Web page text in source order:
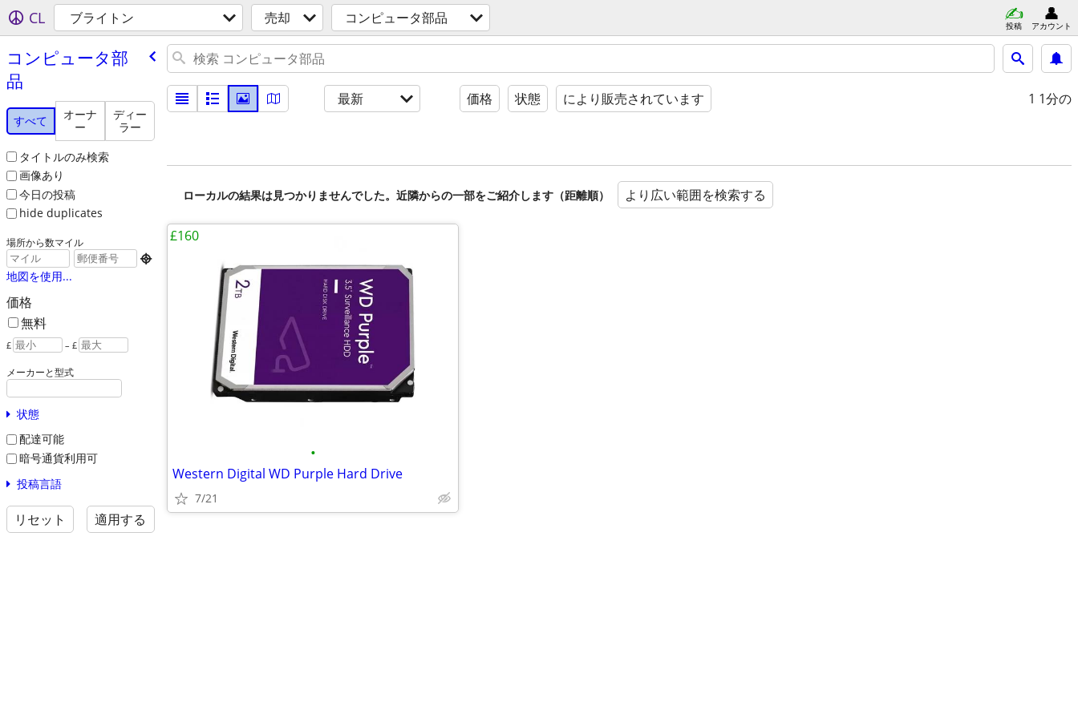
CL ブライトン 売却 コンピュータ部品 投稿 アカウント
コンピュータ部
品
すべて
オーナ
ー
ディー
ラー
タイトルのみ検索
画像あり
今日の投稿
hide duplicates
場所から数マイル

地図を使用...
価格
無料
£ – £
メーカーと型式
状態
配達可能
暗号通貨利用可
投稿言語
リセット 適用する
最新 価格 状態 により販売されています 1 1分の
ローカルの結果は見つかりませんでした。近隣からの一部をご紹介します（距離順） より広い範囲を検索する
•
Western Digital WD Purple Hard Drive
7/21
£160